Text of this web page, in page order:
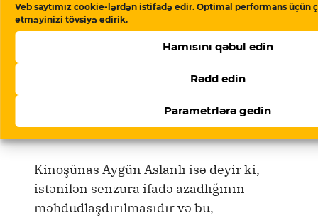
Veb saytımız cookie-lərdən istifadə edir. Optimal performans üçün
etməyinizi tövsiyə edirik.
Hamısını qəbul edin
Rədd edin
Parametrlərə gedin
hesabı
çatmamış bir
qızla əlaqə
çalarlarla təqdim olunan “Tağıyev” filminin
qiymətləndirmə meyarlarının şəffaflığı
barədə suallar doğurur.
Kinoşünas Aygün Aslanlı isə deyir ki,
istənilən senzura ifadə azadlığının
məhdudlaşdırılmasıdır və bu,